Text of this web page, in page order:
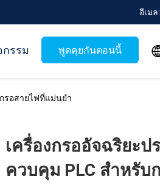
อีเมล
กรรม พูดคุยกันตอนนี้
รอสายไฟที่แม่นยำ
เครื่องกรออัจฉริยะ
ควบคุม PLC สำหรับ